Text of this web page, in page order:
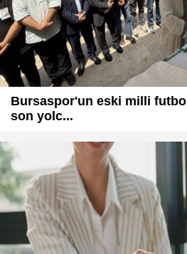
Bursaspor'un eski milli
son yolc...